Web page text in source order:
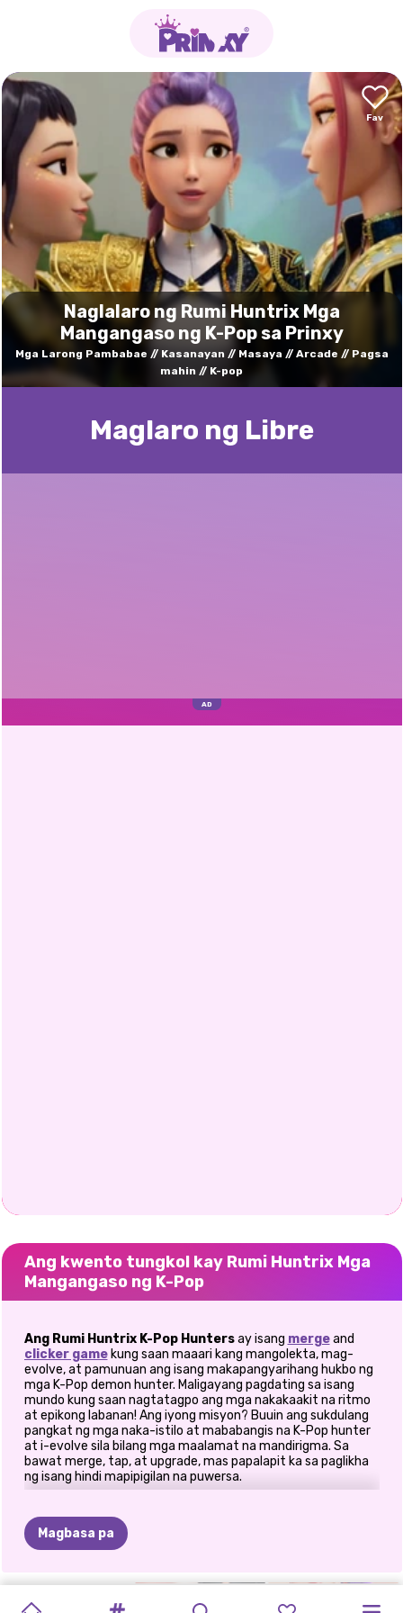
Naglalaro ng Rumi Huntrix Mga
Mangangaso ng K-Pop sa Prinxy
Mga Larong Pambabae Kasanayan Masaya Arcade
Pagsa
mahin
K-pop
Maglaro ng Libre
Ang kwento tungkol kay Rumi Huntrix Mga
Mangangaso ng K-Pop
Ang Rumi Huntrix K-Pop Huntersay isang mergeand
clicker gamekung saan maaari kang mangolekta, mag-
evolve, at pamunuan ang isang makapangyarihang hukbo ng
mga K-Pop demon hunter. Maligayang pagdating sa isang
mundo kung saan nagtatagpo ang mga nakakaakit na ritmo
at epikong labanan! Ang iyong misyon? Buuin ang sukdulang
pangkat ng mga naka-istilo at mababangis na K-Pop hunter
at i-evolve sila bilang mga maalamat na mandirigma. Sa
bawat merge, tap, at upgrade, mas papalapit ka sa paglikha
ng isang hindi mapipigilan na puwersa.
🧸 Buuin ang Iyong Koleksyon ng
Mangangaso ng Pangarap
natatanging K-Pop demon hunter, bawat isa ay may kanya-
kanyang vibe, istilo, at kapangyarihan.
Magbasa pa
K-POP
GACHA
NAGPAPAOPERA MALIGAYANG PAGSAMAHIN